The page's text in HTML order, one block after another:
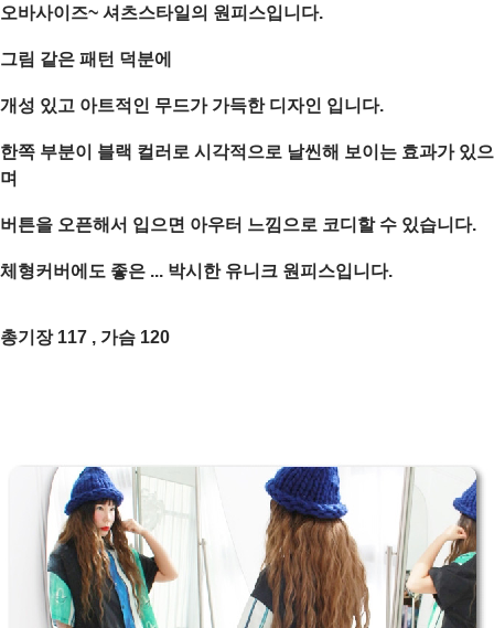
오바사이즈~ 셔츠스타일의 원피스입니다.
그림 같은 패턴 덕분에
개성 있고 아트적인 무드가 가득한 디자인 입니다.
한쪽 부분이 블랙 컬러로 시각적으로 날씬해 보이는 효과가 있으
며
버튼을 오픈해서 입으면 아우터 느낌으로 코디할 수 있습니다.
체형커버에도 좋은 ... 박시한 유니크 원피스입니다.
총기장 117 , 가슴 120